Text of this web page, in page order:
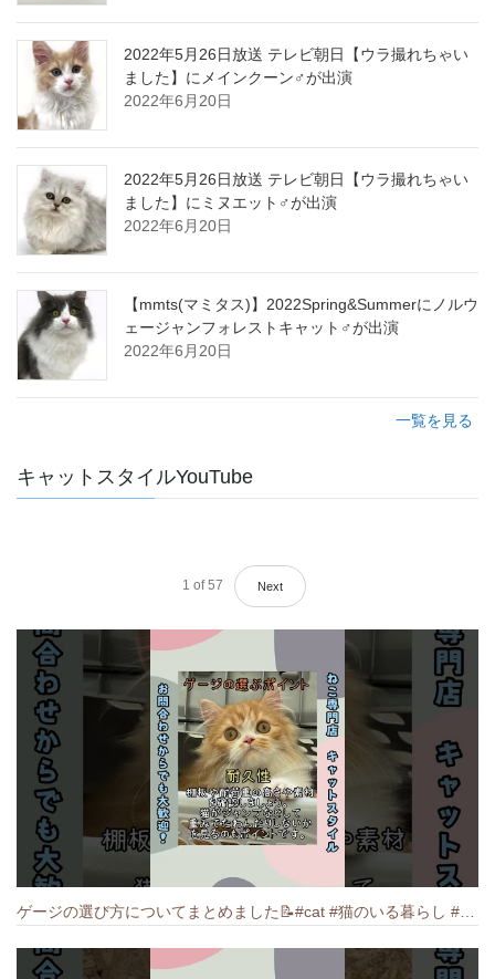
2022年5月26日放送 テレビ朝日【ウラ撮れちゃい
ました】にメインクーン♂が出演
2022年6月20日
2022年5月26日放送 テレビ朝日【ウラ撮れちゃい
ました】にミヌエット♂が出演
2022年6月20日
【mmts(マミタス)】2022Spring&Summerにノルウ
ェージャンフォレストキャット♂が出演
2022年6月20日
一覧を見る
キャットスタイルYouTube
1 of 57 Next